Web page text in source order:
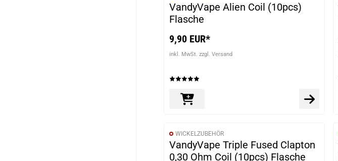
VandyVape Alien Coil (10pcs)
Flasche
9,90 EUR*
inkl. MwSt. zzgl. Versand
WICKELZUBEHÖR
VandyVape Triple Fused Clapton
0,30 Ohm Coil (10pcs) Flasche